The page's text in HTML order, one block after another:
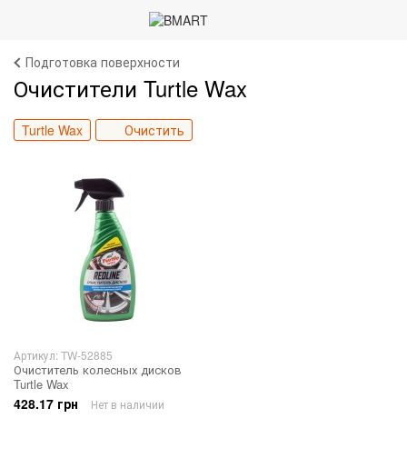
Подготовка поверхности
Очистители Turtle Wax
Turtle Wax Очистить
Артикул: TW-52885
Очиститель колесных дисков
Turtle Wax
428.17 грн Нет в наличии